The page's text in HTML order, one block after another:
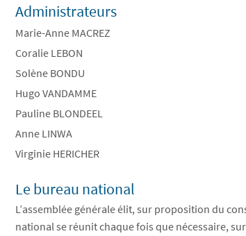
Administrateurs
Marie-Anne MACREZ
Coralie LEBON
Solène BONDU
Hugo VANDAMME
Pauline BLONDEEL
Anne LINWA
Virginie HERICHER
Le bureau national
L’assemblée générale élit, sur proposition du
national se réunit chaque fois que nécessaire,